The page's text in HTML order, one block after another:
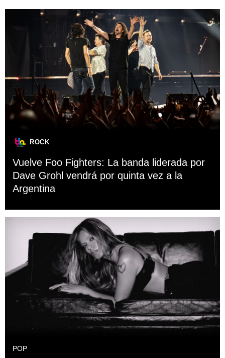
ROCK
Vuelve Foo Fighters: La banda liderada por
Dave Grohl vendrá por quinta vez a la
Argentina
POP